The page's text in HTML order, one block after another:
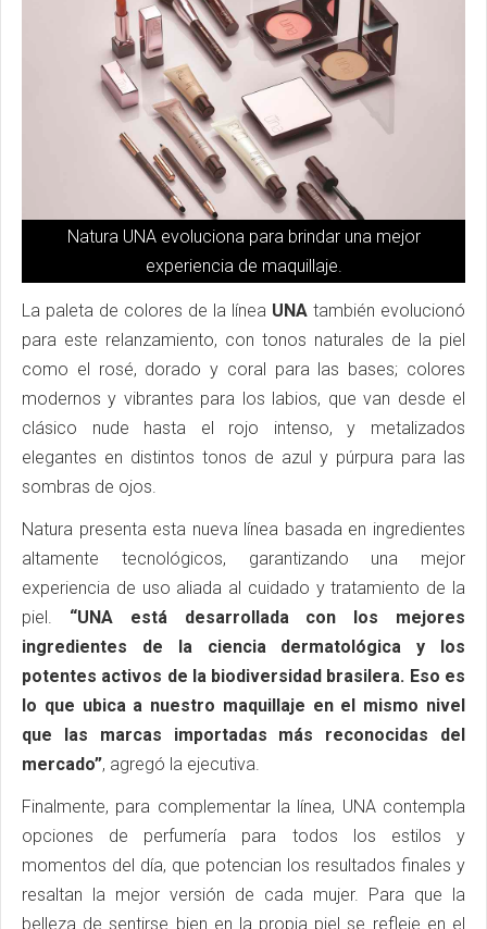
Natura UNA evoluciona para brindar una mejor
experiencia de maquillaje.
La paleta de colores de la línea UNA también evolucionó
para este relanzamiento, con tonos naturales de la piel
como el rosé, dorado y coral para las bases; colores
modernos y vibrantes para los labios, que van desde el
clásico nude hasta el rojo intenso, y metalizados
elegantes en distintos tonos de azul y púrpura para las
sombras de ojos.
Natura presenta esta nueva línea basada en ingredientes
altamente tecnológicos, garantizando una mejor
experiencia de uso aliada al cuidado y tratamiento de la
piel. “UNA está desarrollada con los mejores
ingredientes de la ciencia dermatológica y los
potentes activos de la biodiversidad brasilera. Eso es
lo que ubica a nuestro maquillaje en el mismo nivel
que las marcas importadas más reconocidas del
mercado”, agregó la ejecutiva.
Finalmente, para complementar la línea, UNA contempla
opciones de perfumería para todos los estilos y
momentos del día, que potencian los resultados finales y
resaltan la mejor versión de cada mujer. Para que la
belleza de sentirse bien en la propia piel se refleje en el